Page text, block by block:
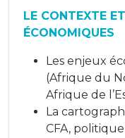
LE CONTEXTE
ÉCONOMIQUES
Les enjeux
(Afrique du
Afrique de
La
CFA,